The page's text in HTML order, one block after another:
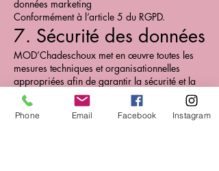
données marketing
Conformément à l’article 5 du RGPD.
7. Sécurité des données
MOD’Chadeschoux met en œuvre toutes les
mesures techniques et organisationnelles
appropriées afin de garantir la sécurité et la
confidentialité des données personnelles.
Conformément à l’article 32 du RGPD.
8. Droits des personnes
Phone Email Facebook Instagram